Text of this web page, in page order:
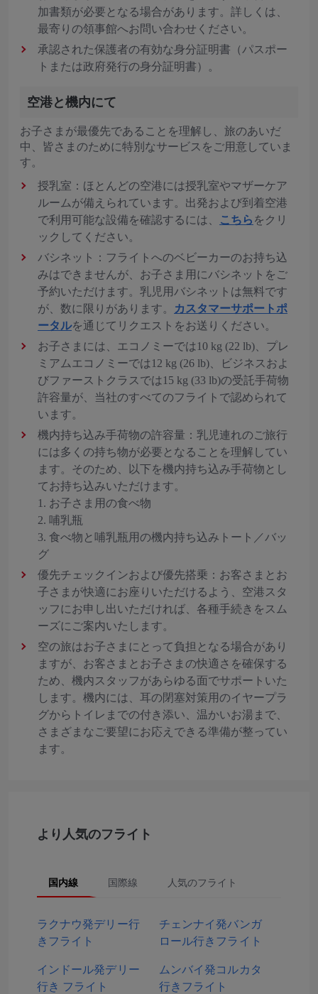
加書類が必要となる場合があります。詳しくは、
最寄りの領事館へお問い合わせください。
承認された保護者の有効な身分証明書（パスポー
トまたは政府発行の身分証明書）。
空港と機内にて
お子さまが最優先であることを理解し、旅のあいだ
中、皆さまのために特別なサービスをご用意していま
す。
授乳室：ほとんどの空港には授乳室やマザーケア
ルームが備えられています。出発および到着空港
で利用可能な設備を確認するには、
こちら をクリ
ックしてください。
バシネット：フライトへのベビーカーのお持ち込
みはできませんが、お子さま用にバシネットをご
予約いただけます。乳児用バシネットは無料です
が、数に限りがあります。
カスタマーサポートポ
ータルを通じてリクエストをお送りください。
お子さまには、エコノミーでは10 kg (22 lb)、プレ
ミアムエコノミーでは12 kg (26 lb)、ビジネスおよ
びファーストクラスでは15 kg (33 lb)の受託手荷物
許容量が、当社のすべてのフライトで認められて
います。
機内持ち込み手荷物の許容量：乳児連れのご旅行
には多くの持ち物が必要となることを理解してい
ます。そのため、以下を機内持ち込み手荷物とし
てお持ち込みいただけます。
1. お子さま用の食べ物
2. 哺乳瓶
3. 食べ物と哺乳瓶用の機内持ち込みトート／バッ
グ
優先チェックインおよび優先搭乗：お客さまとお
子さまが快適にお座りいただけるよう、空港スタ
ッフにお申し出いただければ、各種手続きをスム
ーズにご案内いたします。
空の旅はお子さまにとって負担となる場合があり
ますが、お客さまとお子さまの快適さを確保する
ため、機内スタッフがあらゆる面でサポートいた
します。機内には、耳の閉塞対策用のイヤープラ
グからトイレまでの付き添い、温かいお湯まで、
さまざまなご要望にお応えできる準備が整ってい
ます。
より人気のフライト
国内線 国際線 人気のフライト
ラクナウ発デリー行
きフライト
チェンナイ発バンガ
ロール行きフライト
インドール発デリー
行き フライト
ムンバイ発コルカタ
行きフライト